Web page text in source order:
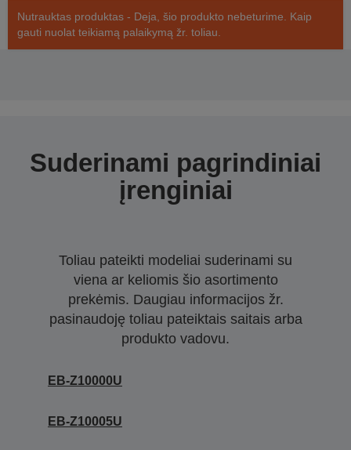
Nutrauktas produktas - Deja, šio produkto nebeturime. Kaip
gauti nuolat teikiamą palaikymą žr. toliau.
Suderinami pagrindiniai
įrenginiai
Toliau pateikti modeliai suderinami su
viena ar keliomis šio asortimento
prekėmis. Daugiau informacijos žr.
pasinaudoję toliau pateiktais saitais arba
produkto vadovu.
EB-Z10000U
EB-Z10005U